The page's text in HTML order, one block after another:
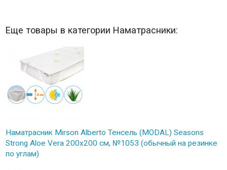
Еще товары в категории Наматрасники:
Наматрасник Mirson Alberto Тенсель (MODAL) Seasons
Strong Aloe Vera 200x200 см, №1053 (обычный на резинке
по углам)